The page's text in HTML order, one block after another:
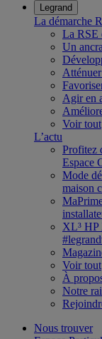
Legrand
La démarche
La RSE
Un
Agir en
Voir tout
L’actu
Profitez
Espace
Mode
maison
XL³ HP
Voir tout
À
Notre
Nous trouver